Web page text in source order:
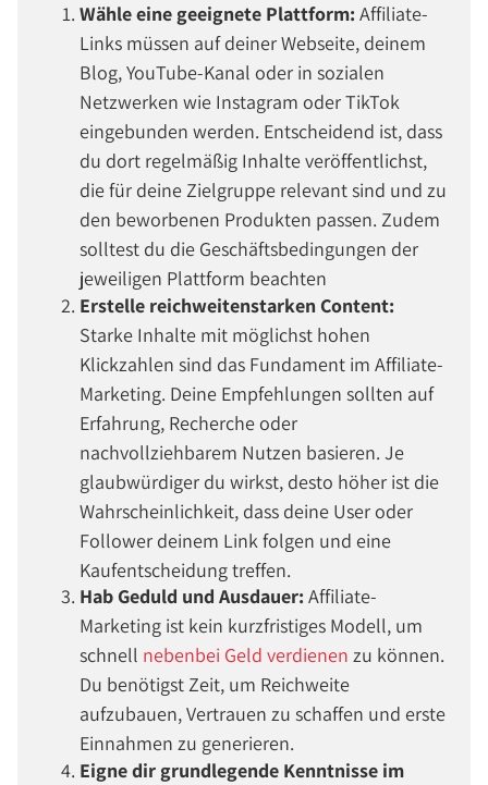
Wähle eine geeignete Plattform: Affiliate-
Links müssen auf deiner Webseite, deinem
Blog, YouTube-Kanal oder in sozialen
Netzwerken wie Instagram oder TikTok
eingebunden werden. Entscheidend ist, dass
du dort regelmäßig Inhalte veröffentlichst,
die für deine Zielgruppe relevant sind und zu
den beworbenen Produkten passen. Zudem
solltest du die Geschäftsbedingungen der
jeweiligen Plattform beachten
Erstelle reichweitenstarken Content:
Starke Inhalte mit möglichst hohen
Klickzahlen sind das Fundament im Affiliate-
Marketing. Deine Empfehlungen sollten auf
Erfahrung, Recherche oder
nachvollziehbarem Nutzen basieren. Je
glaubwürdiger du wirkst, desto höher ist die
Wahrscheinlichkeit, dass deine User oder
Follower deinem Link folgen und eine
Kaufentscheidung treffen.
Hab Geduld und Ausdauer: Affiliate-
Marketing ist kein kurzfristiges Modell, um
schnell nebenbei Geld verdienen zu können.
Du benötigst Zeit, um Reichweite
aufzubauen, Vertrauen zu schaffen und erste
Einnahmen zu generieren.
Eigne dir grundlegende Kenntnisse im